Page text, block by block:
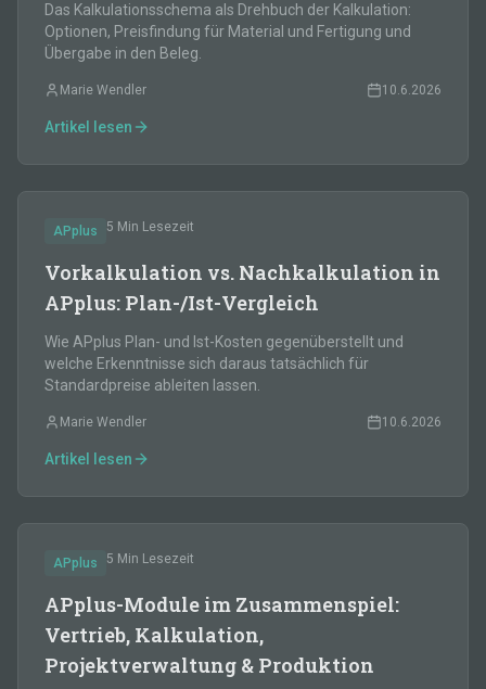
Das Kalkulationsschema als Drehbuch der Kalkulation:
Optionen, Preisfindung für Material und Fertigung und
Übergabe in den Beleg.
Marie Wendler 10.6.2026
Artikel lesen
APplus 5 Min Lesezeit
Vorkalkulation vs. Nachkalkulation in
APplus: Plan-/Ist-Vergleich
Wie APplus Plan- und Ist-Kosten gegenüberstellt und
welche Erkenntnisse sich daraus tatsächlich für
Standardpreise ableiten lassen.
Marie Wendler 10.6.2026
Artikel lesen
APplus 5 Min Lesezeit
APplus-Module im Zusammenspiel:
Vertrieb, Kalkulation,
Projektverwaltung & Produktion